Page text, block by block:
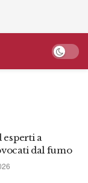
esperti a
dal fumo